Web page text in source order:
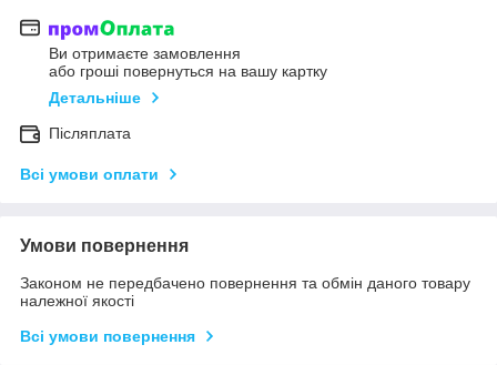
Ви отримаєте замовлення
або гроші повернуться на вашу картку
Детальніше
Післяплата
Всі умови оплати
Умови повернення
Законом не передбачено повернення та обмін даного товару
належної якості
Всі умови повернення